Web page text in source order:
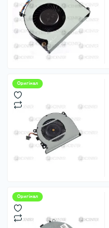
Оригінал
Оригінал